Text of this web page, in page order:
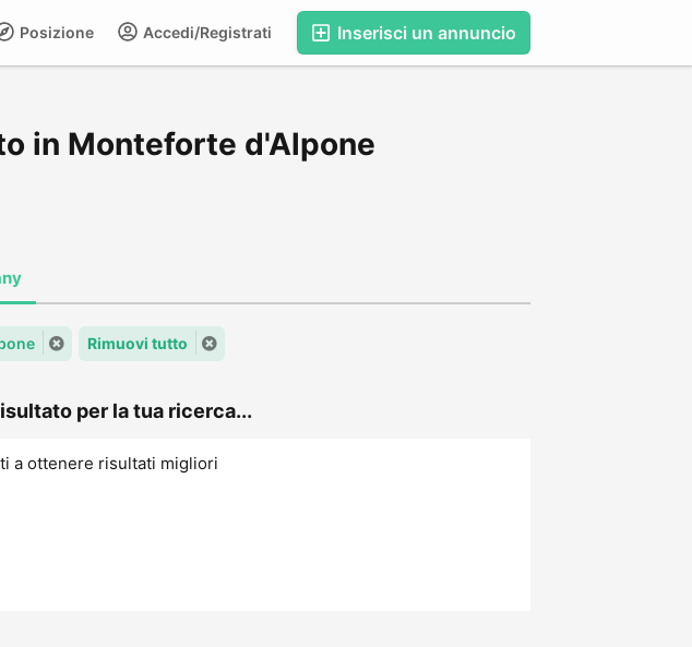
Inserisci un annuncio
Accedi/Registrati
Posizione
in Monteforte d'Alpone
Rimuovi tutto
per la tua ricerca...
a ottenere risultati migliori